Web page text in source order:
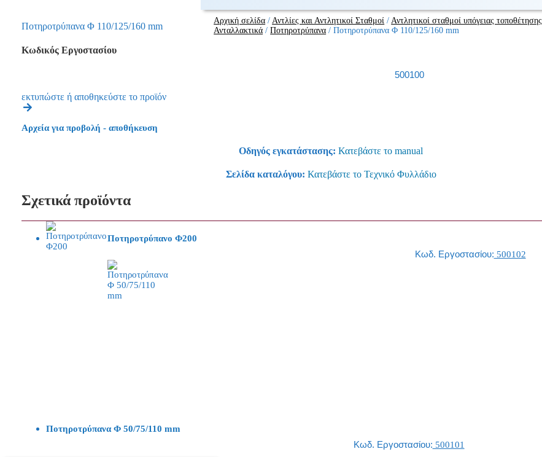
Αρχική σελίδα /Αντλίες και Αντλητικοί Σταθμοί /Αντλητικοί σταθμοί υπόγειας τοποθέτησης
Ανταλλακτικά /Ποτηροτρύπανα /Ποτηροτρύπανα Φ 110/125/160 mm
Ποτηροτρύπανα Φ 110/125/160 mm
Κωδικός Εργοστασίου
500100
εκτυπώστε ή αποθηκεύστε το προϊόν
Αρχεία για προβολή - αποθήκευση
Οδηγός εγκατάστασης: Κατεβάστε το manual
Σελίδα καταλόγου: Κατεβάστε το Τεχνικό Φυλλάδιο
Σχετικά προϊόντα
Ποτηροτρύπανο Φ200
Κωδ. Εργοστασίου: 500102
Ποτηροτρύπανα Φ 50/75/110 mm
Κωδ. Εργοστασίου: 500101